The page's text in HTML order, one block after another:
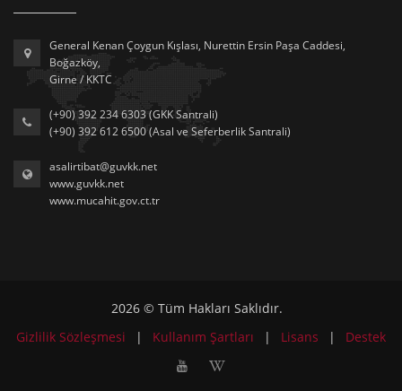
General Kenan Çoygun Kışlası, Nurettin Ersin Paşa Caddesi,
Boğazköy,
Girne / KKTC
(+90) 392 234 6303 (GKK Santrali)
(+90) 392 612 6500 (Asal ve Seferberlik Santrali)
asalirtibat@guvkk.net
www.guvkk.net
www.mucahit.gov.ct.tr
2026 © Tüm Hakları Saklıdır.
Gizlilik Sözleşmesi
| Kullanım Şartları | Lisans | Destek